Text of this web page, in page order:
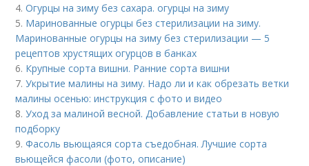
4.Огурцы на зиму без сахара. огурцы на зиму
5. Маринованные огурцы без стерилизации на зиму.
Маринованные огурцы на зиму без стерилизации — 5
рецептов хрустящих огурцов в банках
6. Крупные сорта вишни. Ранние сорта вишни
7.Укрытие малины на зиму. Надо ли и как обрезать ветки
малины осенью: инструкция с фото и видео
8.Уход за малиной весной. Добавление статьи в новую
подборку
9.Фасоль вьющаяся сорта съедобная. Лучшие сорта
вьющейся фасоли (фото, описание)